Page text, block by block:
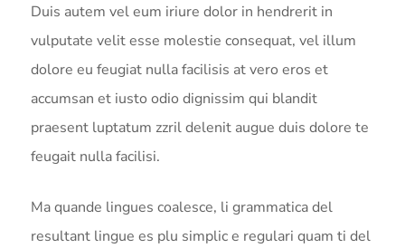
Duis autem vel eum iriure dolor in hendrerit in
vulputate velit esse molestie consequat, vel illum
dolore eu feugiat nulla facilisis at vero eros et
accumsan et iusto odio dignissim qui blandit
praesent luptatum zzril delenit augue duis dolore te
feugait nulla facilisi.
Ma quande lingues coalesce, li grammatica del
resultant lingue es plu simplic e regulari quam ti del